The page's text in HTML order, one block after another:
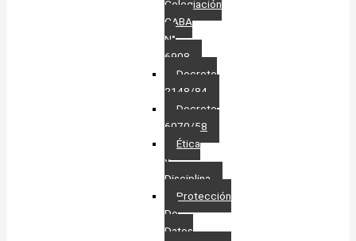
Colegiación
CABA
N°
6908
Decreto
2148/84
Decreto
6070/58
Ética
y
Disciplina
Protección
De
Datos